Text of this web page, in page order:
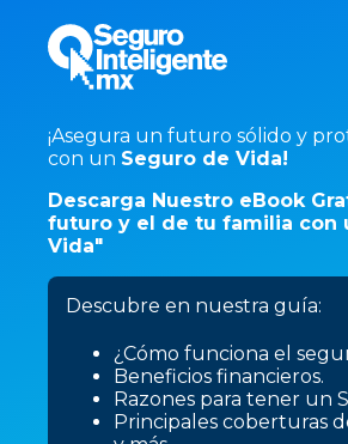
¡Asegura un futuro sólido y
con un Seguro de Vida!
Descarga Nuestro eBook
futuro y el de tu familia con
Vida"
Descubre en nuestra guía:
¿Cómo funciona el
Beneficios financieros.
Razones para tener un
Principales coberturas